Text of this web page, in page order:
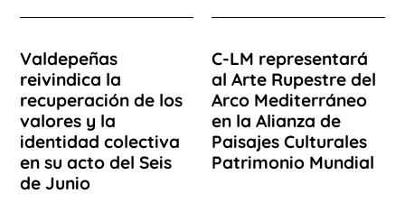
Valdepeñas
reivindica la
recuperación de los
valores y la
identidad colectiva
en su acto del Seis
de Junio
C-LM representará
al Arte Rupestre del
Arco Mediterráneo
en la Alianza de
Paisajes Culturales
Patrimonio Mundial